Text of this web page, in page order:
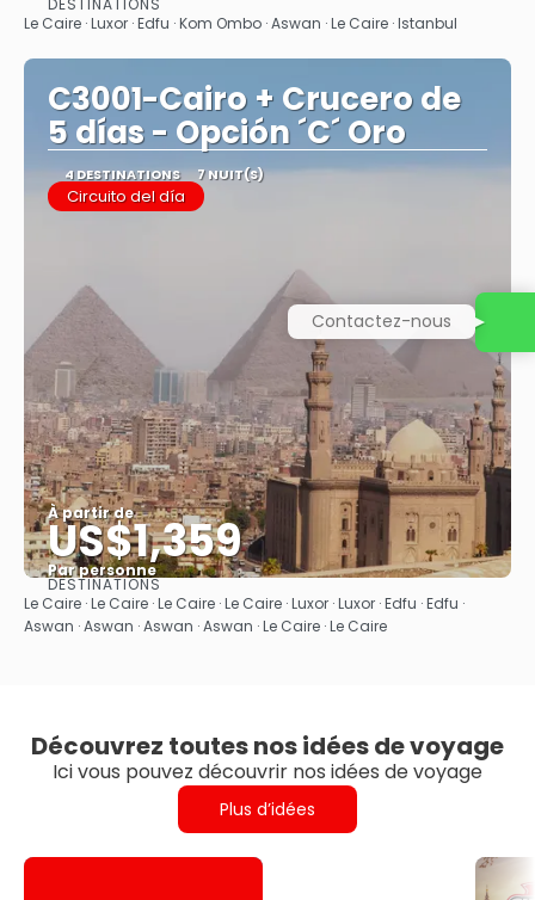
Afficher
DESTINATIONS
Le Caire · Luxor · Edfu · Kom Ombo · Aswan · Le Caire · Istanbul
C3001-Cairo + Crucero de
5 días - Opción ´C´ Oro
4 DESTINATIONS 7 NUIT(S)
Circuito del día
À partir de
US$1,359
Par personne
Afficher
DESTINATIONS
Le Caire · Le Caire · Le Caire · Le Caire · Luxor · Luxor · Edfu · Edfu ·
Aswan · Aswan · Aswan · Aswan · Le Caire · Le Caire
Découvrez toutes nos idées de voyage
Ici vous pouvez découvrir nos idées de voyage
Plus d’idées
Contactez-nous